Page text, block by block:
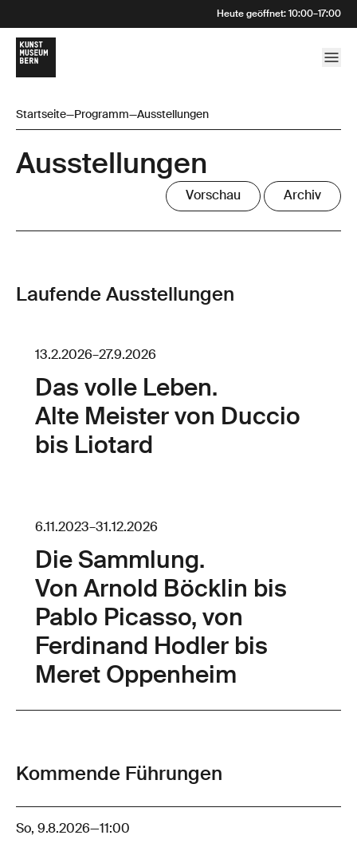
Heute geöffnet: 10:00–17:00
Startseite—Programm—Ausstellungen
Ausstellungen
Vorschau Archiv
Laufende Ausstellungen
13.2.2026–27.9.2026
Das volle Leben.
Alte Meister von Duccio
bis Liotard
6.11.2023–31.12.2026
Die Sammlung.
Von Arnold Böcklin bis
Pablo Picasso, von
Ferdinand Hodler bis
Meret Oppenheim
Kommende Führungen
So, 9.8.2026—11:00